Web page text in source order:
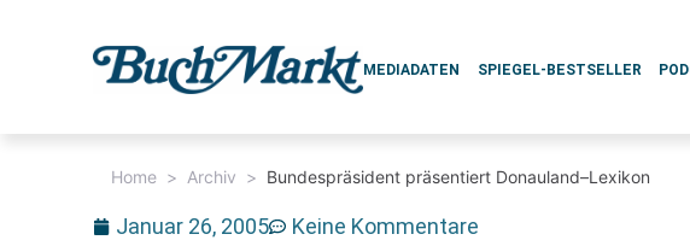
MEDIADATEN SPIEGEL-BESTSELLER
Home > Archiv > Bundespräsident präsentiert Donauland–Lexikon
Januar 26, 2005 Keine Kommentare